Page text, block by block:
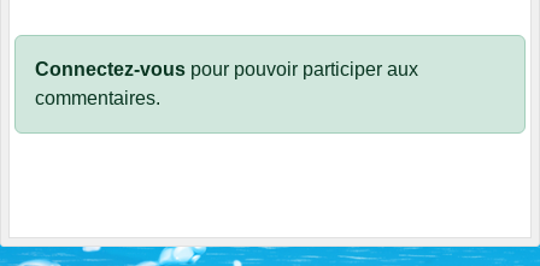
Connectez-vous pour pouvoir participer aux
commentaires.